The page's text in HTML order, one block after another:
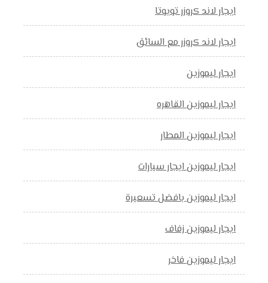
ايجار لاند كروزر تويوتا
ايجار لاند كروزر مع السائق
ايجار ليموزين
ايجار ليموزين القاهره
ايجار ليموزين المطار
ايجار ليموزين ايجار سيارات
ايجار ليموزين بافضل تسعيرة
ايجار ليموزين زفاف
ايجار ليموزين فاخر